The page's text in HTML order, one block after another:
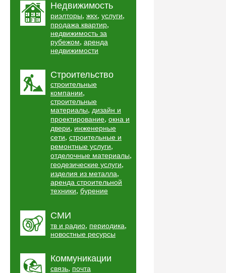
Недвижимость
риэлторы, жкх, услуги,
продажа квартир,
недвижимость за
рубежом, аренда
недвижимости
Строительство
строительные
компании,
строительные
материалы, дизайн и
проектирование, окна и
двери, инженерные
сети, строительные и
ремонтные услуги,
отделочные материалы,
геодезические услуги,
изделия из металла,
аренда строительной
техники, бурение
СМИ
тв и радио, периодика,
новостные ресурсы
Коммуникации
связь, почта